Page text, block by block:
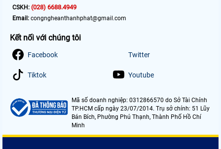
CSKH: (028) 6688.4949
Email: congngheanthanhphat@gmail.com
Kết nối với chúng tôi
Facebook Twitter
Tiktok Youtube
Mã số doanh nghiệp: 0312866570 do Sở Tài Chính
TP.HCM cấp ngày 23/07/2014. Trụ sở chính: 51 Lũy
Bán Bích, Phường Phú Thạnh, Thành Phố Hồ Chí
Minh